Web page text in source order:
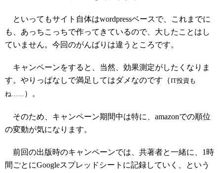
といってもサイト自体はwordpressベースで、これまでに
も、あっちこっちで作ってきているので、大したことはし
ていません。今回のがんばりは違うところです。
キャンペーンをすると、当然、効果測定がしたくなりま
す。やりっぱなしで満足してはダメなのです（IT投資も
ね…… ）。
そのため、キャンペーン期間中は特に、amazonでの順位
の変動が気になります。
前回の出版時のキャンペーンでは、共著者と一緒に、1時
間ごとにGoogleスプレッドシートに記録していく、という